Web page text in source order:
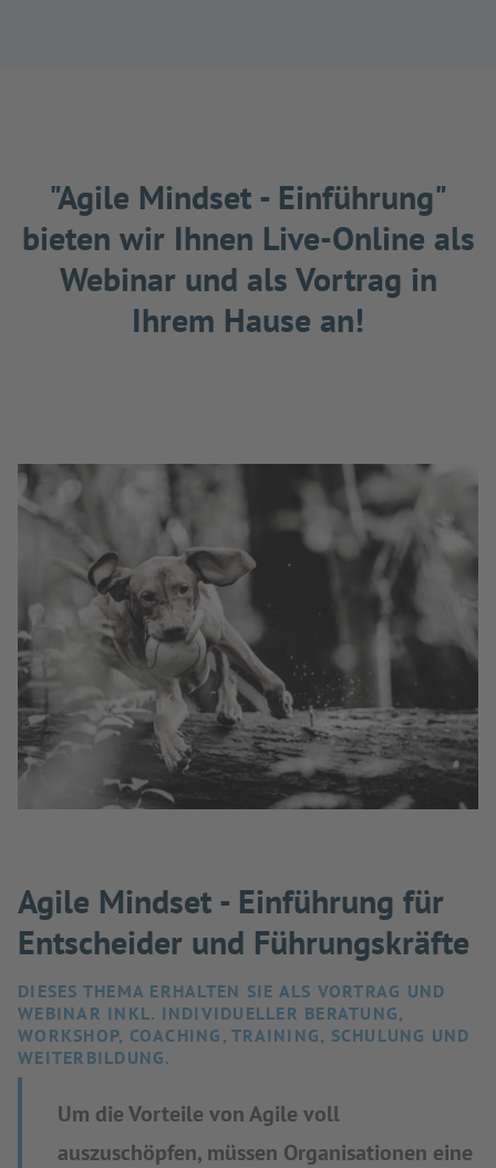
"Agile Mindset - Einführung"
bieten wir Ihnen Live-Online als
Webinar und als Vortrag in
Ihrem Hause an!
Agile Mindset - Einführung für
Entscheider und Führungskräfte
DIESES THEMA ERHALTEN SIE ALS VORTRAG UND
WEBINAR INKL. INDIVIDUELLER BERATUNG,
WORKSHOP, COACHING, TRAINING, SCHULUNG UND
WEITERBILDUNG.
Um die Vorteile von Agile voll
auszuschöpfen, müssen Organisationen eine